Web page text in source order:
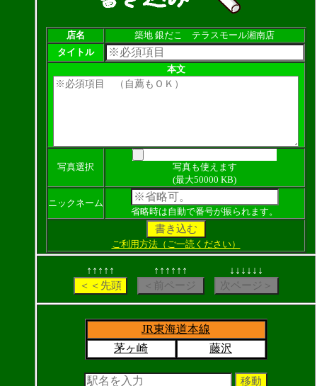
店名
築地 銀だこ テラスモール湘南店
タイトル
本文
写真選択
写真も使えます
(最大50000 KB)
ニックネーム
省略時は自動で番号が振られます。
ご利用方法（ご一読ください）
↑↑↑↑↑ ↑↑↑↑↑↑ ↓↓↓↓↓↓
JR東海道本線
茅ヶ崎
藤沢